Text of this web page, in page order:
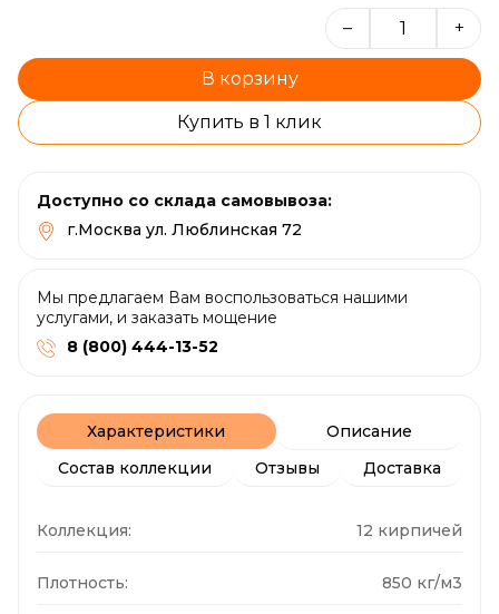
– +
В корзину
Купить в 1 клик
Доступно со склада самовывоза:
г.Москва ул. Люблинская 72
Мы предлагаем Вам воспользоваться нашими
услугами, и заказать мощение
8 (800) 444-13-52
Характеристики
Описание
Состав коллекции
Отзывы Доставка
Коллекция: 12 кирпичей
Плотность: 850 кг/м3